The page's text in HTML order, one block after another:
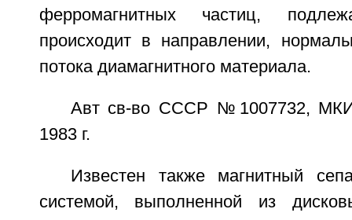
ферромагнитных частиц,
происходит в направлении,
потока диамагнитного материала.
Авт св-во СССР №1007732,
1983 г.
Известен также магнитный
системой, выполненной из